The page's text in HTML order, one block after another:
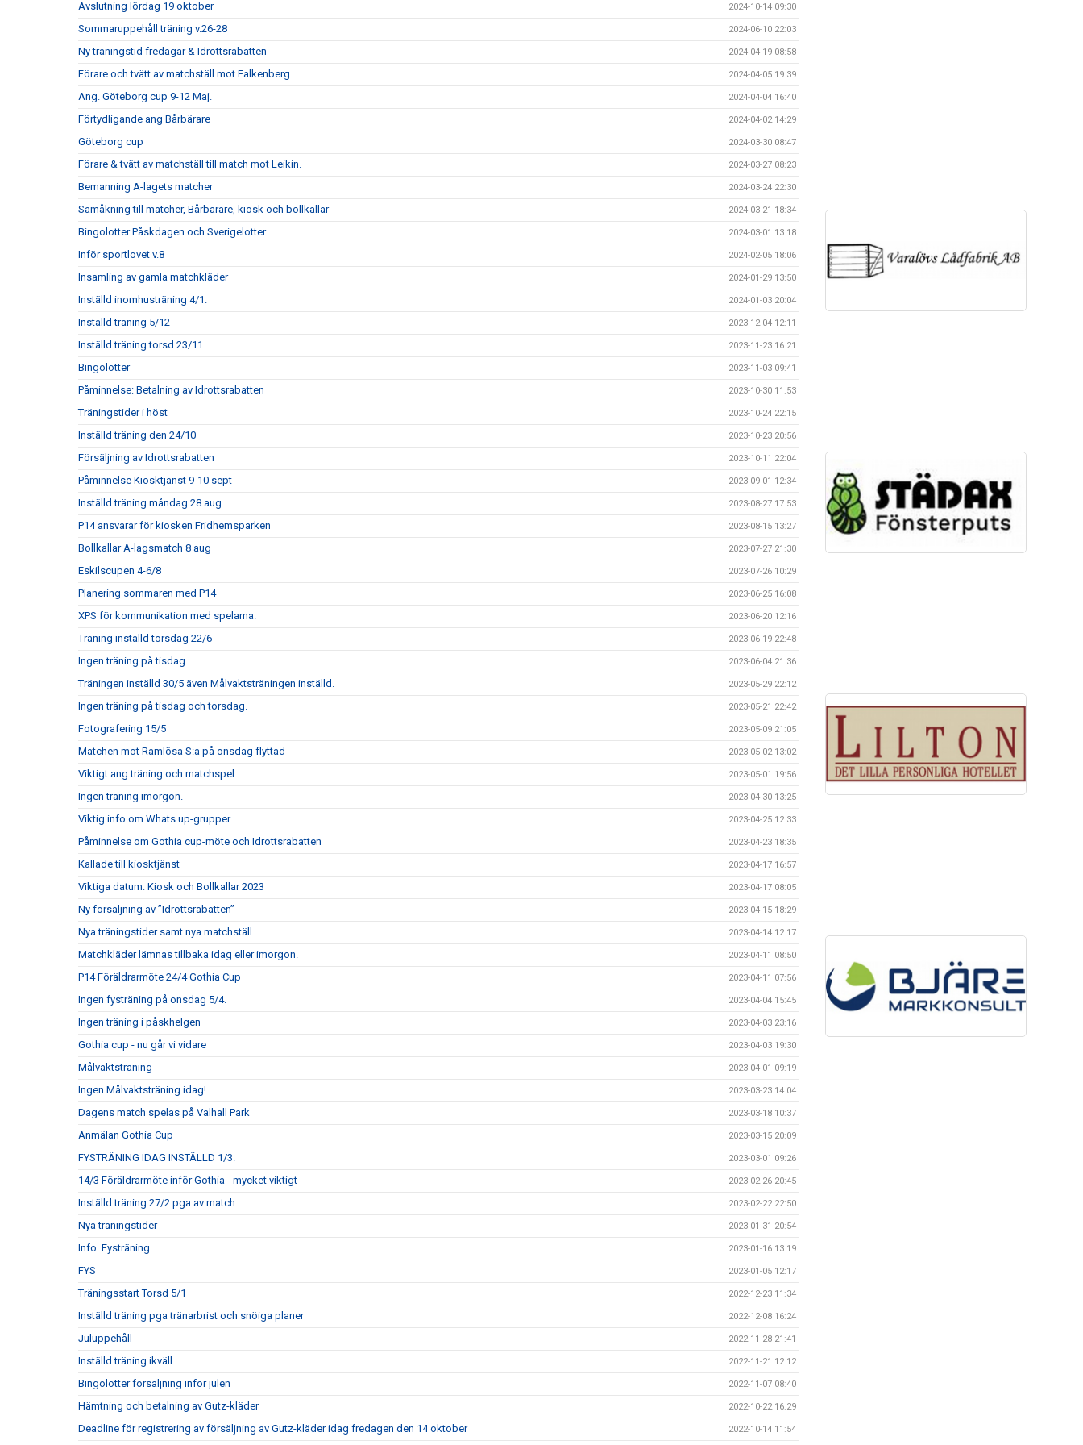
Avslutning lördag 19 oktober 2024-10-14 09:30
Sommaruppehåll träning v.26-28 2024-06-10 22:03
Ny träningstid fredagar & Idrottsrabatten 2024-04-19 08:58
Förare och tvätt av matchställ mot Falkenberg 2024-04-05 19:39
Ang. Göteborg cup 9-12 Maj. 2024-04-04 16:40
Förtydligande ang Bårbärare 2024-04-02 14:29
Göteborg cup 2024-03-30 08:47
Förare & tvätt av matchställ till match mot Leikin. 2024-03-27 08:23
Bemanning A-lagets matcher 2024-03-24 22:30
Samåkning till matcher, Bårbärare, kiosk och bollkallar 2024-03-21 18:34
Bingolotter Påskdagen och Sverigelotter 2024-03-01 13:18
Inför sportlovet v.8 2024-02-05 18:06
Insamling av gamla matchkläder 2024-01-29 13:50
Inställd inomhusträning 4/1. 2024-01-03 20:04
Inställd träning 5/12 2023-12-04 12:11
Inställd träning torsd 23/11 2023-11-23 16:21
Bingolotter 2023-11-03 09:41
Påminnelse: Betalning av Idrottsrabatten 2023-10-30 11:53
Träningstider i höst 2023-10-24 22:15
Inställd träning den 24/10 2023-10-23 20:56
Försäljning av Idrottsrabatten 2023-10-11 22:04
Påminnelse Kiosktjänst 9-10 sept 2023-09-01 12:34
Inställd träning måndag 28 aug 2023-08-27 17:53
P14 ansvarar för kiosken Fridhemsparken 2023-08-15 13:27
Bollkallar A-lagsmatch 8 aug 2023-07-27 21:30
Eskilscupen 4-6/8 2023-07-26 10:29
Planering sommaren med P14 2023-06-25 16:08
XPS för kommunikation med spelarna. 2023-06-20 12:16
Träning inställd torsdag 22/6 2023-06-19 22:48
Ingen träning på tisdag 2023-06-04 21:36
Träningen inställd 30/5 även Målvaktsträningen inställd. 2023-05-29 22:12
Ingen träning på tisdag och torsdag. 2023-05-21 22:42
Fotografering 15/5 2023-05-09 21:05
Matchen mot Ramlösa S:a på onsdag flyttad 2023-05-02 13:02
Viktigt ang träning och matchspel 2023-05-01 19:56
Ingen träning imorgon. 2023-04-30 13:25
Viktig info om Whats up-grupper 2023-04-25 12:33
Påminnelse om Gothia cup-möte och Idrottsrabatten 2023-04-23 18:35
Kallade till kiosktjänst 2023-04-17 16:57
Viktiga datum: Kiosk och Bollkallar 2023 2023-04-17 08:05
Ny försäljning av ”Idrottsrabatten” 2023-04-15 18:29
Nya träningstider samt nya matchställ. 2023-04-14 12:17
Matchkläder lämnas tillbaka idag eller imorgon. 2023-04-11 08:50
P14 Föräldrarmöte 24/4 Gothia Cup 2023-04-11 07:56
Ingen fysträning på onsdag 5/4. 2023-04-04 15:45
Ingen träning i påskhelgen 2023-04-03 23:16
Gothia cup - nu går vi vidare 2023-04-03 19:30
Målvaktsträning 2023-04-01 09:19
Ingen Målvaktsträning idag! 2023-03-23 14:04
Dagens match spelas på Valhall Park 2023-03-18 10:37
Anmälan Gothia Cup 2023-03-15 20:09
FYSTRÄNING IDAG INSTÄLLD 1/3. 2023-03-01 09:26
14/3 Föräldrarmöte inför Gothia - mycket viktigt 2023-02-26 20:45
Inställd träning 27/2 pga av match 2023-02-22 22:50
Nya träningstider 2023-01-31 20:54
Info. Fysträning 2023-01-16 13:19
FYS 2023-01-05 12:17
Träningsstart Torsd 5/1 2022-12-23 11:34
Inställd träning pga tränarbrist och snöiga planer 2022-12-08 16:24
Juluppehåll 2022-11-28 21:41
Inställd träning ikväll 2022-11-21 12:12
Bingolotter försäljning inför julen 2022-11-07 08:40
Hämtning och betalning av Gutz-kläder 2022-10-22 16:29
Deadline för registrering av försäljning av Gutz-kläder idag fredagen den 14 oktober 2022-10-14 11:54